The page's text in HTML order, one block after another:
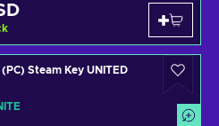
Steam Key UNITED